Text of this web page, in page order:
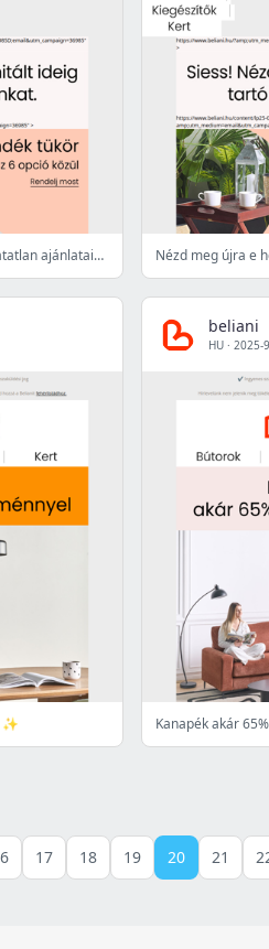
Összefoglaló múlt heti kihagyhatatlan ajánlatainkról Nézd meg újra e
✨
beliani
HU · 2025-
Kanapék akár
17 18 19 20 21